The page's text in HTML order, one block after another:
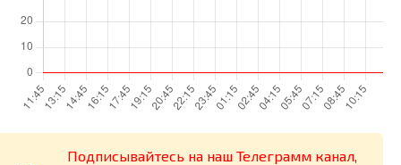
Подписывайтесь на наш Телеграмм канал,